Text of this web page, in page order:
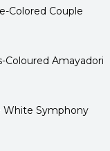
Colored Couple
Coloured Amayadori
White Symphony